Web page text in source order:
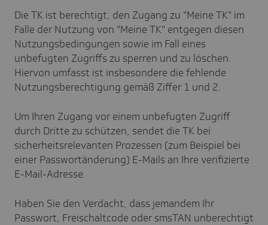
Die TK ist berechtigt, den Zugang zu "Meine TK" im
Falle der Nutzung von "Meine TK" entgegen diesen
Nutzungsbedingungen sowie im Fall eines
unbefugten Zugriffs zu sperren und zu löschen.
Hiervon umfasst ist insbesondere die fehlende
Nutzungsberechtigung gemäß Ziffer 1 und 2.
Um Ihren Zugang vor einem unbefugten Zugriff
durch Dritte zu schützen, sendet die TK bei
sicherheitsrelevanten Prozessen (zum Beispiel bei
einer Passwortänderung) E-Mails an Ihre verifizierte
E-Mail-Adresse.
Haben Sie den Verdacht, dass jemandem Ihr
Passwort, Freischaltcode oder smsTAN unberechtigt